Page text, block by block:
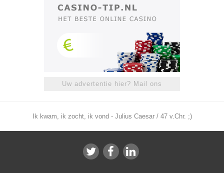
Uw advertentie hier? Mail ons
Ik kwam, ik zocht, ik vond - Julius Caesar / 47 v.Chr. ;)